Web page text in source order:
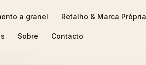
a granel Retalho & Marca Própria
Sobre Contacto